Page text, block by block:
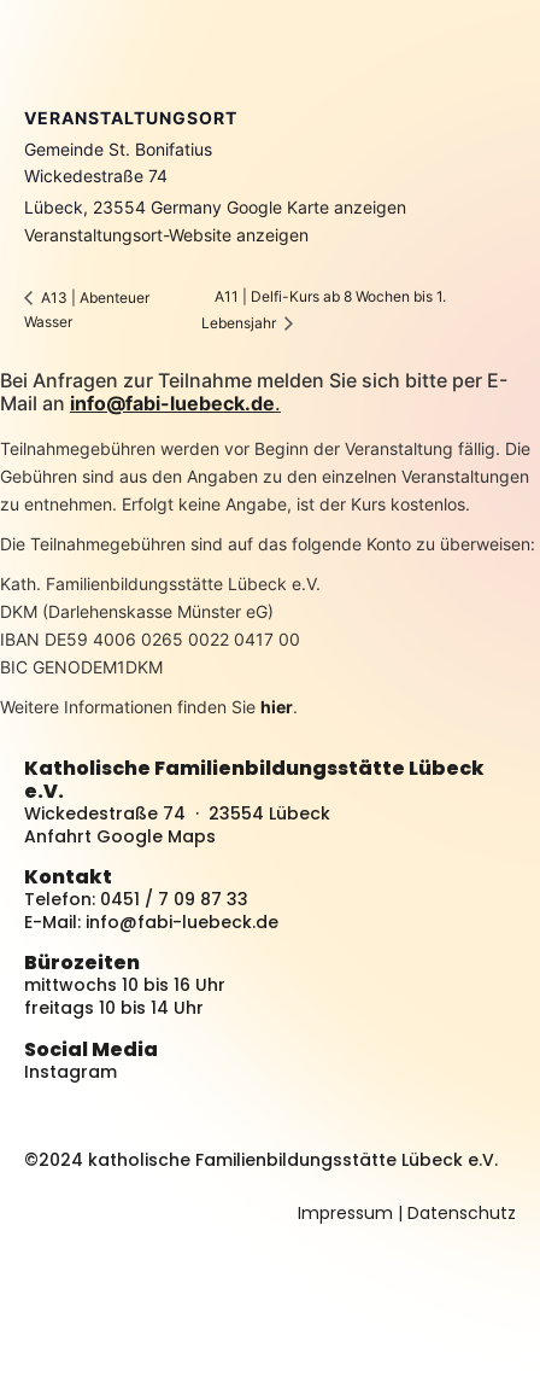
VERANSTALTUNGSORT
Gemeinde St. Bonifatius
Wickedestraße 74
Lübeck, 23554 Germany Google Karte anzeigen
Veranstaltungsort-Website anzeigen
A13 | Abenteuer
Wasser
A11 | Delfi-Kurs ab 8 Wochen bis 1.
Lebensjahr
Bei Anfragen zur Teilnahme melden Sie sich bitte per E-
Mail an info@fabi-luebeck.de.
Teilnahmegebühren werden vor Beginn der Veranstaltung fällig. Die
Gebühren sind aus den Angaben zu den einzelnen Veranstaltungen
zu entnehmen. Erfolgt keine Angabe, ist der Kurs kostenlos.
Die Teilnahmegebühren sind auf das folgende Konto zu überweisen:
Kath. Familienbildungsstätte Lübeck e.V.
DKM (Darlehenskasse Münster eG)
IBAN DE59 4006 0265 0022 0417 00
BIC GENODEM1DKM
Weitere Informationen finden Sie hier.
Katholische Familienbildungsstätte Lübeck
e.V.
Wickedestraße 74 · 23554 Lübeck
Anfahrt Google Maps
Kontakt
Telefon: 0451 / 7 09 87 33
E-Mail: info@fabi-luebeck.de
Bürozeiten
mittwochs 10 bis 16 Uhr
freitags 10 bis 14 Uhr
Social Media
Instagram
©2024 katholische Familienbildungsstätte Lübeck e.V.
Impressum | Datenschutz